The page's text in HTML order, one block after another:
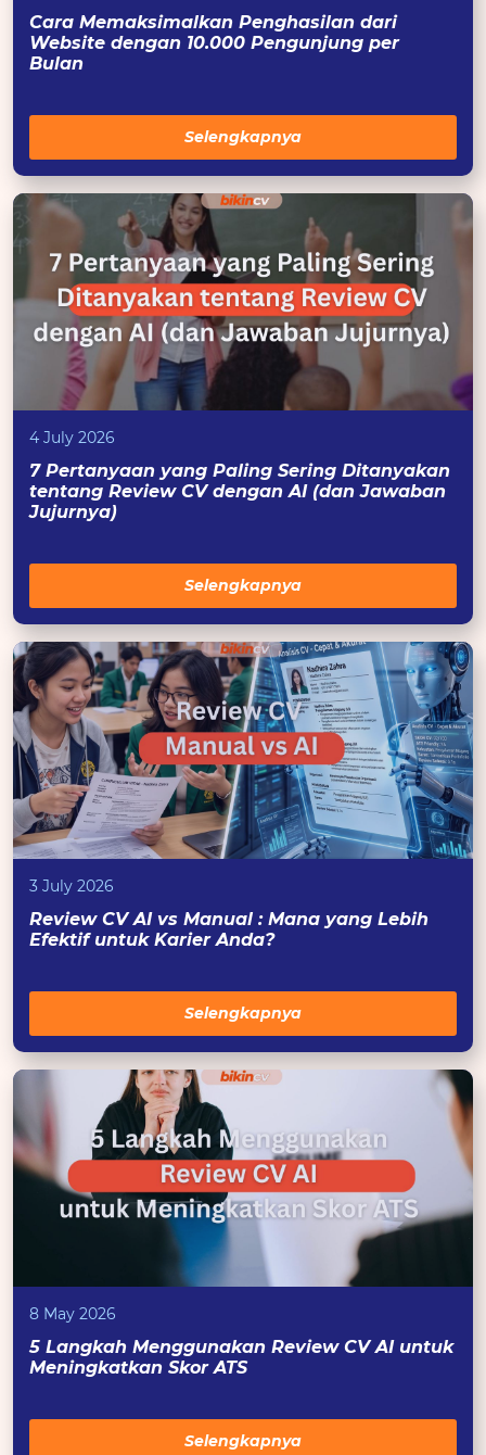
Cara Memaksimalkan Penghasilan dari
Website dengan 10.000 Pengunjung per
Bulan
Selengkapnya
4 July 2026
7 Pertanyaan yang Paling Sering Ditanyakan
tentang Review CV dengan AI (dan Jawaban
Jujurnya)
Selengkapnya
3 July 2026
Review CV AI vs Manual : Mana yang Lebih
Efektif untuk Karier Anda?
Selengkapnya
8 May 2026
5 Langkah Menggunakan Review CV AI untuk
Meningkatkan Skor ATS
Selengkapnya